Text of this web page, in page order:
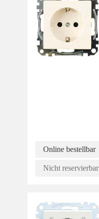
Online bestellbar
Nicht reservierbar